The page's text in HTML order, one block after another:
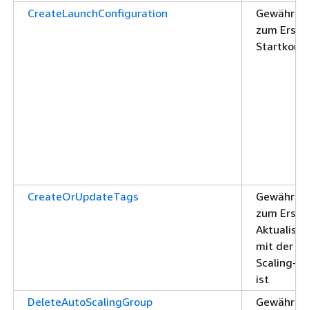
CreateLaunchConfiguration
Gewährt
zum
CreateOrUpdateTags
Gewährt
zum
mit der
Scaling-
ist
DeleteAutoScalingGroup
Gewährt